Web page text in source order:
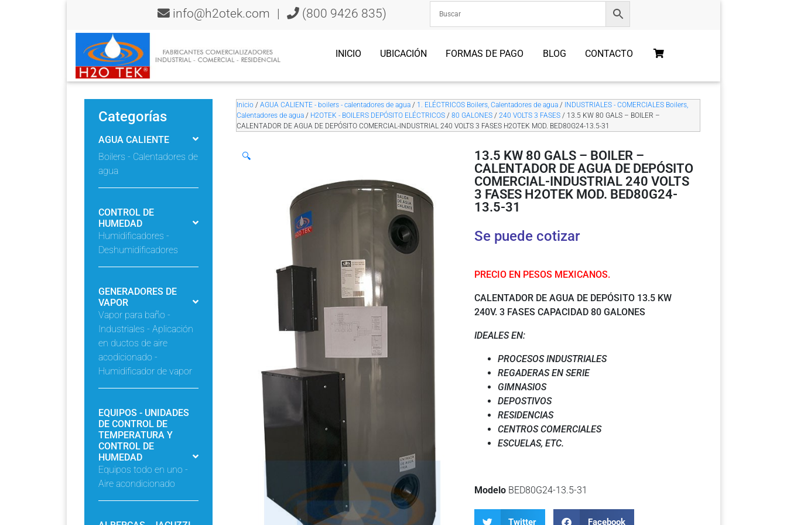
info@h2otek.com | (800 9426 835)
INICIO UBICACIÓN FORMAS DE PAGO BLOG CONTACTO
Categorías
AGUA CALIENTE
Boilers - Calentadores de
agua
CONTROL DE
HUMEDAD
Humidificadores -
Deshumidificadores
GENERADORES DE
VAPOR
Vapor para baño -
Industriales - Aplicación
en ductos de aire
acodicionado -
Humidificador de vapor
EQUIPOS - UNIDADES
DE CONTROL DE
TEMPERATURA Y
CONTROL DE
HUMEDAD
Equipos todo en uno -
Aire acondicionado
Inicio /AGUA CALIENTE - boilers - calentadores de agua / 1. ELÉCTRICOS Boilers, Calentadores de agua / INDUSTRIALES - COMERCIALES Boilers,
Calentadores de agua / H2OTEK - BOILERS DEPÓSITO ELÉCTRICOS /80 GALONES /240 VOLTS 3 FASES / 13.5 KW 80 GALS – BOILER –
CALENTADOR DE AGUA DE DEPÓSITO COMERCIAL-INDUSTRIAL 240 VOLTS 3 FASES H2OTEK MOD. BED80G24-13.5-31
🔍
13.5 KW 80 GALS – BOILER –
CALENTADOR DE AGUA DE DEPÓSITO
COMERCIAL-INDUSTRIAL 240 VOLTS
3 FASES H2OTEK MOD. BED80G24-
13.5-31
Se puede cotizar
PRECIO EN PESOS MEXICANOS.
CALENTADOR DE AGUA DE DEPÓSITO 13.5 KW
240V. 3 FASES CAPACIDAD 80 GALONES
IDEALES EN:
PROCESOS INDUSTRIALES
REGADERAS EN SERIE
GIMNASIOS
DEPOSTIVOS
RESIDENCIAS
CENTROS COMERCIALES
ESCUELAS, ETC.
Modelo BED80G24-13.5-31
Twitter Facebook